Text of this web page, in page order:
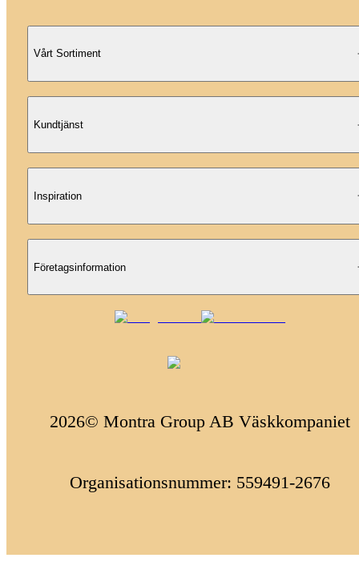
Vårt Sortiment
Kundtjänst
Inspiration
Företagsinformation
2026© Montra Group AB Väskkompaniet
Organisationsnummer: 559491-2676